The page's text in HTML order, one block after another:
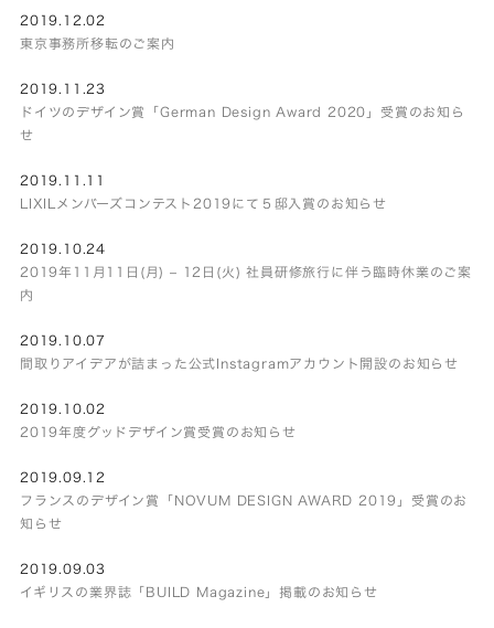
2019.12.02
東京事務所移転のご案内
2019.11.23
ドイツのデザイン賞「German Design Award 2020」受賞のお知ら
せ
2019.11.11
LIXILメンバーズコンテスト2019にて５邸入賞のお知らせ
2019.10.24
2019年11月11日(月) – 12日(火) 社員研修旅行に伴う臨時休業のご案
内
2019.10.07
間取りアイデアが詰まった公式Instagramアカウント開設のお知らせ
2019.10.02
2019年度グッドデザイン賞受賞のお知らせ
2019.09.12
フランスのデザイン賞「NOVUM DESIGN AWARD 2019」受賞のお
知らせ
2019.09.03
イギリスの業界誌「BUILD Magazine」掲載のお知らせ